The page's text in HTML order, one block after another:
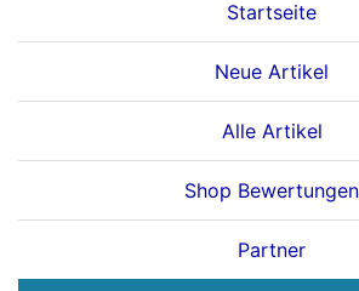
Startseite
Neue Artikel
Alle Artikel
Shop Bewertungen
Partner